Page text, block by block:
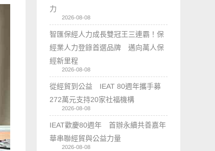
力
2026-08-08
智匯保經人力成長雙冠王三連霸！保
經業人力登錄首選品牌 邁向萬人保
經新里程
2026-08-08
從經貿到公益 IEAT 80週年攜手募
272萬元支持20家社福機構
2026-08-08
IEAT歡慶80週年 首辦永續共善嘉年
華串聯經貿與公益力量
2026-08-08